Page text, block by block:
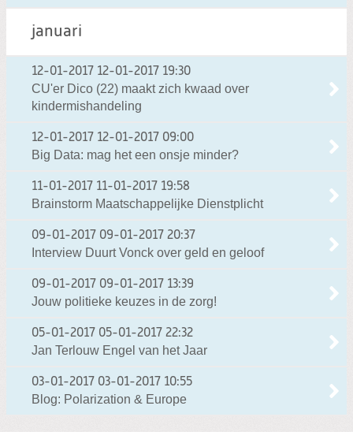
januari
12-01-2017 12-01-2017 19:30
CU'er Dico (22) maakt zich kwaad over
kindermishandeling
12-01-2017 12-01-2017 09:00
Big Data: mag het een onsje minder?
11-01-2017 11-01-2017 19:58
Brainstorm Maatschappelijke Dienstplicht
09-01-2017 09-01-2017 20:37
Interview Duurt Vonck over geld en geloof
09-01-2017 09-01-2017 13:39
Jouw politieke keuzes in de zorg!
05-01-2017 05-01-2017 22:32
Jan Terlouw Engel van het Jaar
03-01-2017 03-01-2017 10:55
Blog: Polarization & Europe